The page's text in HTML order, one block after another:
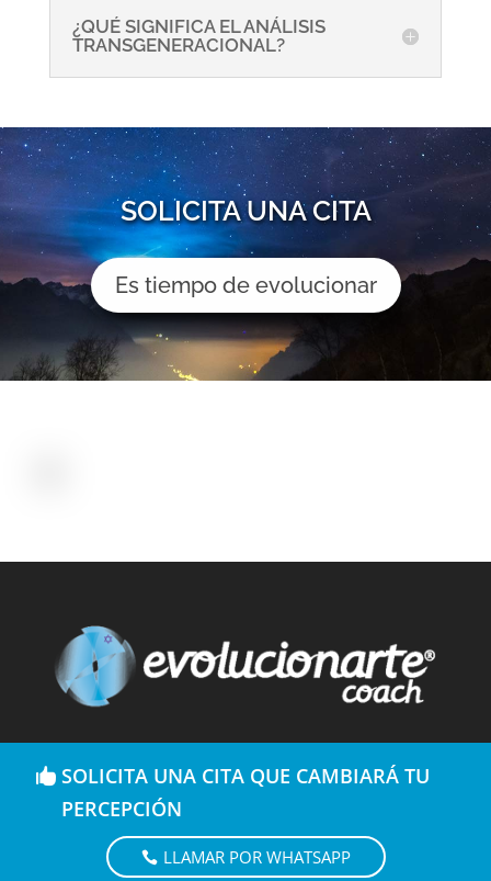
¿QUÉ SIGNIFICA EL ANÁLISIS
TRANSGENERACIONAL?
SOLICITA UNA CITA
Es tiempo de evolucionar
SOLICITA UNA CITA QUE CAMBIARÁ TU
PERCEPCIÓN
LLAMAR POR WHATSAPP